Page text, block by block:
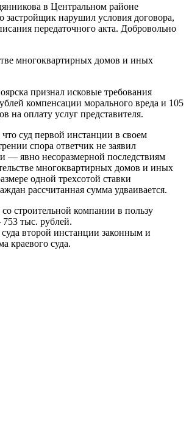
в Центральном районе
застройщик нарушил условия договора,
передаточного акта. Добровольно
многоквартирных домов и иных
признал исковые требования
компенсации морального вреда и 105
на оплату услуг представителя.
суд первой инстанции в своем
спора ответчик не заявил
— явно несоразмерной последствиям
многоквартирных домов и иных
одной трехсотой ставки
рассчитанная сумма удваивается.
строительной компании в пользу
тыс. рублей.
второй инстанции законным и
краевого суда.